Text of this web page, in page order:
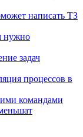
написать ТЗ
нужно
задач
процессов в
командами